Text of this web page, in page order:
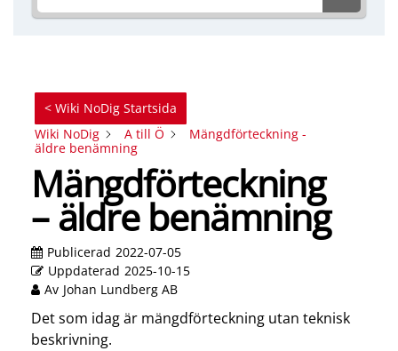
< Wiki NoDig Startsida
Wiki NoDig
A till Ö
Mängdförteckning -
äldre benämning
Mängdförteckning
– äldre benämning
Publicerad 2022-07-05
Uppdaterad 2025-10-15
Av Johan Lundberg AB
Det som idag är mängdförteckning utan teknisk
beskrivning.